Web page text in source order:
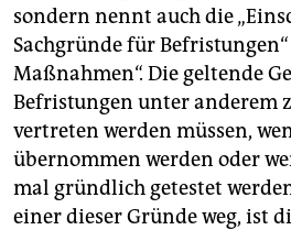
sondern nennt auch die
Sachgründe für Befristungen“
Maßnahmen“. Die geltende
Befristungen unter anderem
vertreten werden müssen,
übernommen werden oder
mal gründlich getestet
einer dieser Gründe weg, ist